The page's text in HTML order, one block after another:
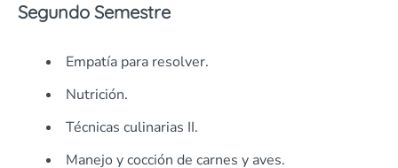
Segundo Semestre
Empatía para resolver.
Nutrición.
Técnicas culinarias II.
Manejo y cocción de carnes y aves.